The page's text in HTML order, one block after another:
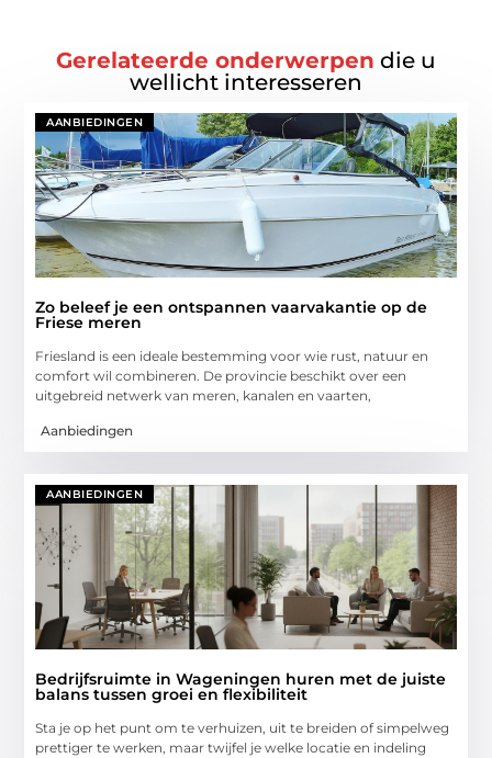
Gerelateerde onderwerpen die u
wellicht interesseren
AANBIEDINGEN
Zo beleef je een ontspannen vaarvakantie op de
Friese meren
Friesland is een ideale bestemming voor wie rust, natuur en
comfort wil combineren. De provincie beschikt over een
uitgebreid netwerk van meren, kanalen en vaarten,
Aanbiedingen
AANBIEDINGEN
Bedrijfsruimte in Wageningen huren met de juiste
balans tussen groei en flexibiliteit
Sta je op het punt om te verhuizen, uit te breiden of simpelweg
prettiger te werken, maar twijfel je welke locatie en indeling